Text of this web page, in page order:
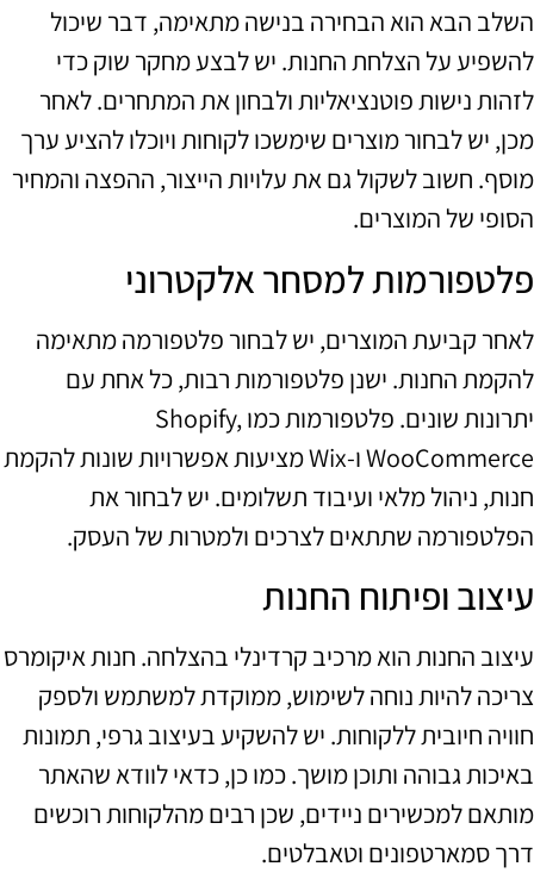
השלב הבא הוא הבחירה בנישה מתאימה, דבר שיכול
להשפיע על הצלחת החנות. יש לבצע מחקר שוק כדי
לזהות נישות פוטנציאליות ולבחון את המתחרים. לאחר
מכן, יש לבחור מוצרים שימשכו לקוחות ויוכלו להציע ערך
מוסף. חשוב לשקול גם את עלויות הייצור, ההפצה והמחיר
הסופי של המוצרים.
פלטפורמות למסחר אלקטרוני
לאחר קביעת המוצרים, יש לבחור פלטפורמה מתאימה
להקמת החנות. ישנן פלטפורמות רבות, כל אחת עם
יתרונות שונים. פלטפורמות כמו Shopify,
WooCommerce ו-Wix מציעות אפשרויות שונות להקמת
חנות, ניהול מלאי ועיבוד תשלומים. יש לבחור את
הפלטפורמה שתתאים לצרכים ולמטרות של העסק.
עיצוב ופיתוח החנות
עיצוב החנות הוא מרכיב קרדינלי בהצלחה. חנות איקומרס
צריכה להיות נוחה לשימוש, ממוקדת למשתמש ולספק
חוויה חיובית ללקוחות. יש להשקיע בעיצוב גרפי, תמונות
באיכות גבוהה ותוכן מושך. כמו כן, כדאי לוודא שהאתר
מותאם למכשירים ניידים, שכן רבים מהלקוחות רוכשים
דרך סמארטפונים וטאבלטים.